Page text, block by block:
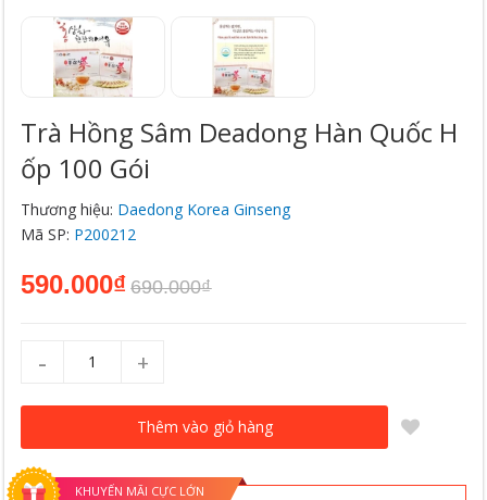
Trà Hồng Sâm Deadong Hàn Quốc H
Ốp 100 Gói
Thương hiệu: Daedong Korea Ginseng
Mã SP: P200212
590.000₫ 690.000₫
- +
Thêm vào giỏ hàng
KHUYẾN MÃI CỰC LỚN